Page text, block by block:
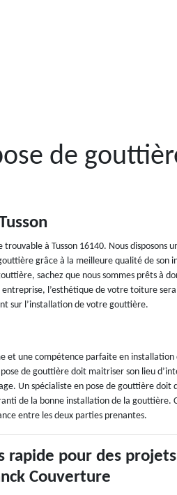
de
à Tusson 16140. Nous disposons
grâce à la meilleure qualité de son
sachez que nous sommes prêts à
l’esthétique de votre toiture
sur l’installation de votre gouttière.
et une compétence parfaite en
de gouttière doit maitriser son lieu
Un spécialiste en pose de gouttière doit
de la bonne installation de la gouttière.
entre les deux parties prenantes.
rapide pour des
Couverture